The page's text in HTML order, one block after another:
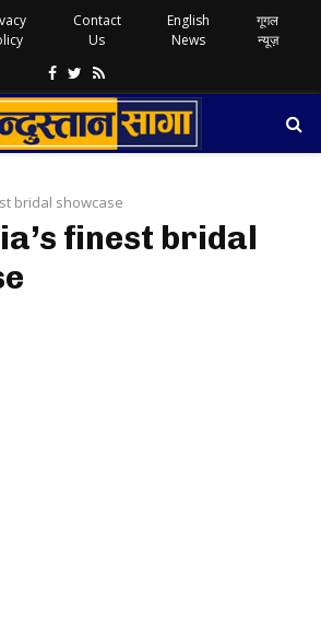
Contact
Us
English
News
गूगल
न्यूज़
Facebook
Twitter
Rss
bridal showcase
finest bridal